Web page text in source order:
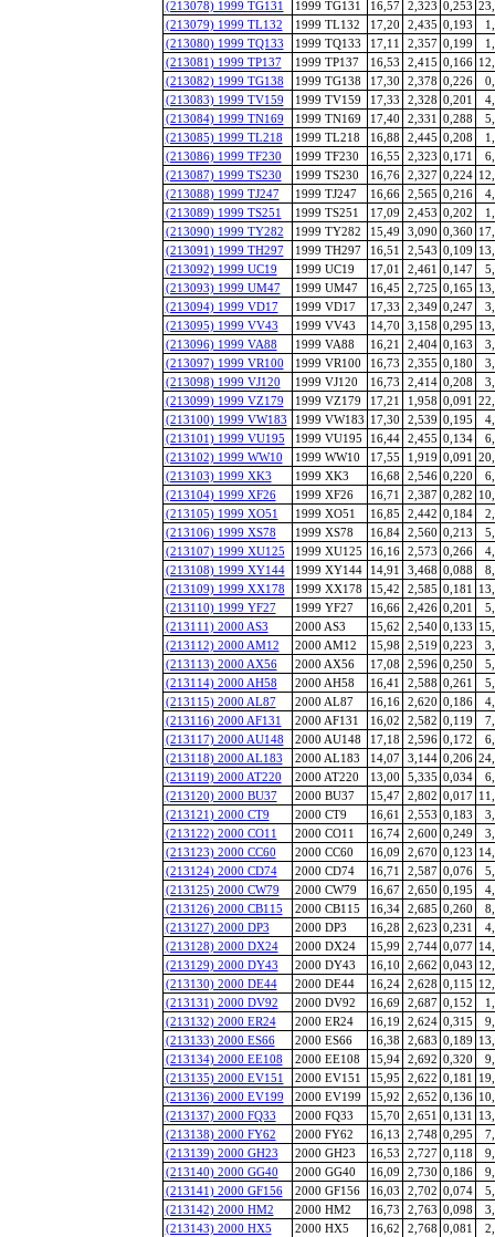
(213078) 1999 TG131 1999 TG131 16,57 2,323 0,253
(213079) 1999 TL132
1999 TL132 17,20 2,435 0,193
(213080) 1999 TQ133
1999 TQ133 17,11 2,357 0,199
(213081) 1999 TP137
1999 TP137 16,53 2,415 0,166
(213082) 1999 TG138
1999 TG138 17,30 2,378 0,226
(213083) 1999 TV159
1999 TV159 17,33 2,328 0,201
(213084) 1999 TN169
1999 TN169 17,40 2,331 0,288
(213085) 1999 TL218
1999 TL218 16,88 2,445 0,208
(213086) 1999 TF230
1999 TF230 16,55 2,323 0,171
(213087) 1999 TS230
1999 TS230 16,76 2,327 0,224
(213088) 1999 TJ247
1999 TJ247 16,66 2,565 0,216
(213089) 1999 TS251
1999 TS251 17,09 2,453 0,202
(213090) 1999 TY282
1999 TY282 15,49 3,090 0,360
(213091) 1999 TH297
1999 TH297 16,51 2,543 0,109
(213092) 1999 UC19
1999 UC19 17,01 2,461 0,147
(213093) 1999 UM47
1999 UM47 16,45 2,725 0,165
(213094) 1999 VD17
1999 VD17 17,33 2,349 0,247
(213095) 1999 VV43
1999 VV43 14,70 3,158 0,295
(213096) 1999 VA88
1999 VA88 16,21 2,404 0,163
(213097) 1999 VR100
1999 VR100 16,73 2,355 0,180
(213098) 1999 VJ120
1999 VJ120 16,73 2,414 0,208
(213099) 1999 VZ179
1999 VZ179 17,21 1,958 0,091
(213100) 1999 VW183
1999 VW183 17,30 2,539 0,195
(213101) 1999 VU195
1999 VU195 16,44 2,455 0,134
(213102) 1999 WW10
1999 WW10 17,55 1,919 0,091
(213103) 1999 XK3
1999 XK3 16,68 2,546 0,220
(213104) 1999 XF26
1999 XF26 16,71 2,387 0,282
(213105) 1999 XO51
1999 XO51 16,85 2,442 0,184
(213106) 1999 XS78
1999 XS78 16,84 2,560 0,213
(213107) 1999 XU125
1999 XU125 16,16 2,573 0,266
(213108) 1999 XY144
1999 XY144 14,91 3,468 0,088
(213109) 1999 XX178
1999 XX178 15,42 2,585 0,181
(213110) 1999 YF27
1999 YF27 16,66 2,426 0,201
(213111) 2000 AS3
2000 AS3 15,62 2,540 0,133
(213112) 2000 AM12
2000 AM12 15,98 2,519 0,223
(213113) 2000 AX56
2000 AX56 17,08 2,596 0,250
(213114) 2000 AH58
2000 AH58 16,41 2,588 0,261
(213115) 2000 AL87
2000 AL87 16,16 2,620 0,186
(213116) 2000 AF131
2000 AF131 16,02 2,582 0,119
(213117) 2000 AU148
2000 AU148 17,18 2,596 0,172
(213118) 2000 AL183
2000 AL183 14,07 3,144 0,206
(213119) 2000 AT220
2000 AT220 13,00 5,335 0,034
(213120) 2000 BU37
2000 BU37 15,47 2,802 0,017
(213121) 2000 CT9
2000 CT9 16,61 2,553 0,183
(213122) 2000 CO11
2000 CO11 16,74 2,600 0,249
(213123) 2000 CC60
2000 CC60 16,09 2,670 0,123
(213124) 2000 CD74
2000 CD74 16,71 2,587 0,076
(213125) 2000 CW79
2000 CW79 16,67 2,650 0,195
(213126) 2000 CB115
2000 CB115 16,34 2,685 0,260
(213127) 2000 DP3
2000 DP3 16,28 2,623 0,231
(213128) 2000 DX24
2000 DX24 15,99 2,744 0,077
(213129) 2000 DY43
2000 DY43 16,10 2,662 0,043
(213130) 2000 DE44
2000 DE44 16,24 2,628 0,115
(213131) 2000 DV92
2000 DV92 16,69 2,687 0,152
(213132) 2000 ER24
2000 ER24 16,19 2,624 0,315
(213133) 2000 ES66
2000 ES66 16,38 2,683 0,189
(213134) 2000 EE108
2000 EE108 15,94 2,692 0,320
(213135) 2000 EV151
2000 EV151 15,95 2,622 0,181
(213136) 2000 EV199
2000 EV199 15,92 2,652 0,136
(213137) 2000 FQ33
2000 FQ33 15,70 2,651 0,131
(213138) 2000 FY62
2000 FY62 16,13 2,748 0,295
(213139) 2000 GH23
2000 GH23 16,53 2,727 0,118
(213140) 2000 GG40
2000 GG40 16,09 2,730 0,186
(213141) 2000 GF156
2000 GF156 16,03 2,702 0,074
(213142) 2000 HM2
2000 HM2 16,73 2,763 0,098
(213143) 2000 HX5
2000 HX5 16,62 2,768 0,081